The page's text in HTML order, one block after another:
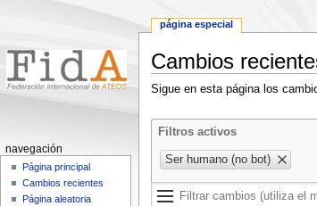
Cambios
Ir
la
navegación
Ir
la
búsqueda
Sigue en esta página los
Filtros activos
Ser humano (no bot)
Menú
de
navegación
página especial
navegación
Página principal
Cambios recientes
Página aleatoria